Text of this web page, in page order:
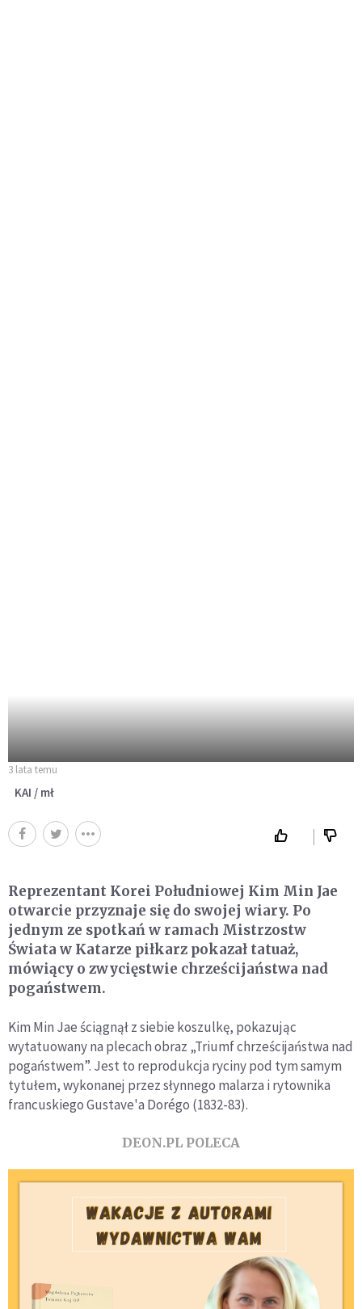
3 lata temu
KAI / mł
Reprezentant Korei Południowej Kim Min Jae
otwarcie przyznaje się do swojej wiary. Po
jednym ze spotkań w ramach Mistrzostw
Świata w Katarze piłkarz pokazał tatuaż,
mówiący o zwycięstwie chrześcijaństwa nad
pogaństwem.
Kim Min Jae ściągnął z siebie koszulkę, pokazując
wytatuowany na plecach obraz „Triumf chrześcijaństwa nad
pogaństwem”. Jest to reprodukcja ryciny pod tym samym
tytułem, wykonanej przez słynnego malarza i rytownika
francuskiego Gustave'a Dorégo (1832-83).
DEON.PL POLECA